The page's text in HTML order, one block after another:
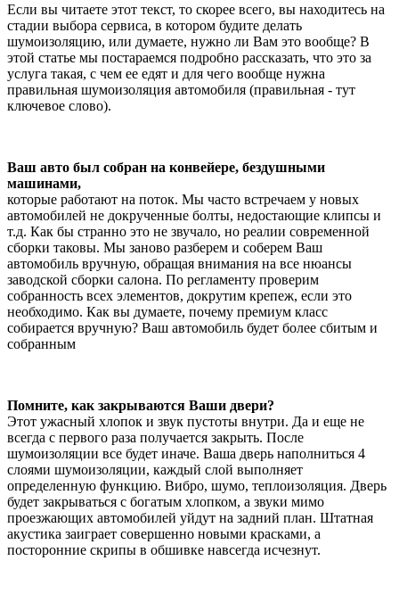
Если вы читаете этот текст, то скорее всего, вы находитесь на
стадии выбора сервиса, в котором будите делать
шумоизоляцию, или думаете, нужно ли Вам это вообще? В
этой статье мы постараемся подробно рассказать, что это за
услуга такая, с чем ее едят и для чего вообще нужна
правильная шумоизоляция автомобиля (правильная - тут
ключевое слово).
Ваш авто был собран на конвейере, бездушными
машинами,
которые работают на поток. Мы часто встречаем у новых
автомобилей не докрученные болты, недостающие клипсы и
т.д. Как бы странно это не звучало, но реалии современной
сборки таковы. Мы заново разберем и соберем Ваш
автомобиль вручную, обращая внимания на все нюансы
заводской сборки салона. По регламенту проверим
собранность всех элементов, докрутим крепеж, если это
необходимо. Как вы думаете, почему премиум класс
собирается вручную? Ваш автомобиль будет более сбитым и
собранным
Помните, как закрываются Ваши двери?
Этот ужасный хлопок и звук пустоты внутри. Да и еще не
всегда с первого раза получается закрыть. После
шумоизоляции все будет иначе. Ваша дверь наполниться 4
слоями шумоизоляции, каждый слой выполняет
определенную функцию. Вибро, шумо, теплоизоляция. Дверь
будет закрываться с богатым хлопком, а звуки мимо
проезжающих автомобилей уйдут на задний план. Штатная
акустика заиграет совершенно новыми красками, а
посторонние скрипы в обшивке навсегда исчезнут.